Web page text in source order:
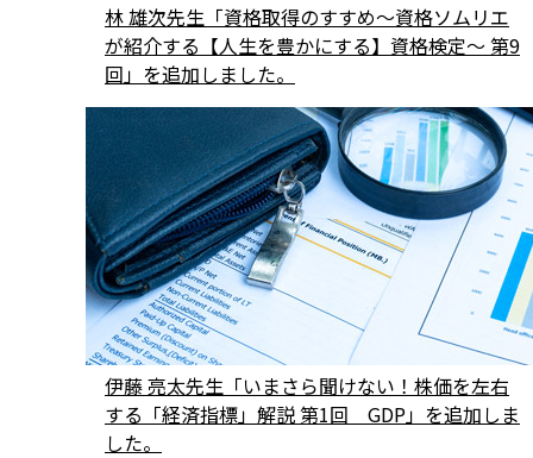
林 雄次先生「資格取得のすすめ〜資格ソムリエ
が紹介する【人生を豊かにする】資格検定～ 第9
回」を追加しました。
伊藤 亮太先生「いまさら聞けない！株価を左右
する「経済指標」解説 第1回 GDP」を追加しま
した。